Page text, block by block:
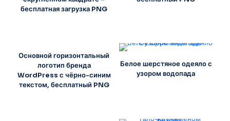
бесплатная загрузка PNG
Основной горизонтальный
логотип бренда
WordPress с чёрно-синим
текстом, бесплатный PNG
Белое шерстяное одеяло с
узором водопада